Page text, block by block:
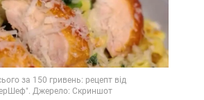
за 150 гривень: рецепт від
Джерело: Скриншот